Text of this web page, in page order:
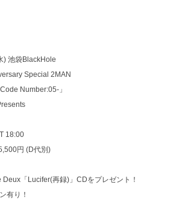
) 池袋BlackHole
Special 2MAN
Number:05-」
18:00
円 (D代別)
「Lucifer(再録)」CDをプレゼント！
有り！